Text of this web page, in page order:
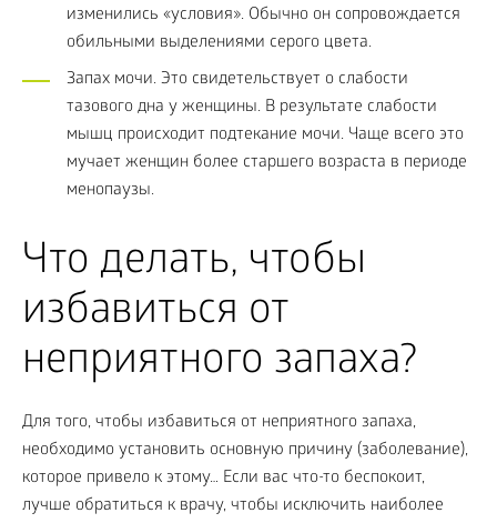
изменились «условия». Обычно он сопровождается
обильными выделениями серого цвета.
Запах мочи. Это свидетельствует о слабости
тазового дна у женщины. В результате слабости
мышц происходит подтекание мочи. Чаще всего это
мучает женщин более старшего возраста в периоде
менопаузы.
Что делать, чтобы
избавиться от
неприятного запаха?
Для того, чтобы избавиться от неприятного запаха,
необходимо установить основную причину (заболевание),
которое привело к этому… Если вас что-то беспокоит,
лучше обратиться к врачу, чтобы исключить наиболее